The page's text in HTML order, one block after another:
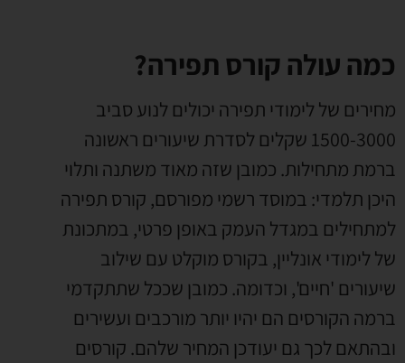
כמה עולה קורס תפירה?
מחירים של לימודי תפירה יכולים לנוע סביב
1500-3000 שקלים לסדרת שיעורים ראשונה
ברמת מתחילות. כמובן שזה מאוד משתנה ותלוי
היכן תלמדי: במוסד רשמי מפורסם, קורס תפירה
למתחילים במגדל העמק באופן פרטי, במתכונת
של לימודי אונליין, בקורס מוקלט עם שילוב
שיעורים 'חיים', וכדומה. כמובן שככל שתתקדמי
ברמה הקורסים הם יהיו יותר מורכבים ועשירים
ובהתאם לכך גם יעודכן המחיר שלהם. קורסים